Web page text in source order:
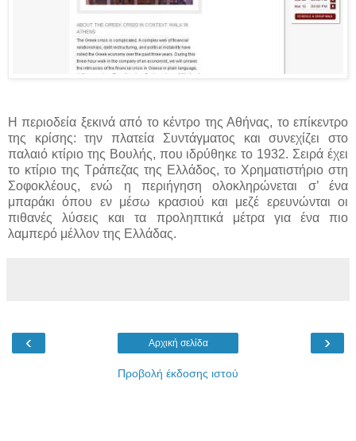
Η περιοδεία ξεκινά από το κέντρο της Αθήνας, το επίκεντρο
της κρίσης: την πλατεία Συντάγματος και συνεχίζει στο
παλαιό κτίριο της Βουλής, που ιδρύθηκε το 1932. Σειρά έχει
το κτίριο της Τράπεζας της Ελλάδος, το Χρηματιστήριο στη
Σοφοκλέους, ενώ η περιήγηση ολοκληρώνεται σ’ ένα
μπαράκι όπου εν μέσω κρασιού και μεζέ ερευνώνται οι
πιθανές λύσεις και τα προληπτικά μέτρα για ένα πιο
λαμπερό μέλλον της Ελλάδας.
‹ ›
Αρχική σελίδα
Προβολή έκδοσης ιστού